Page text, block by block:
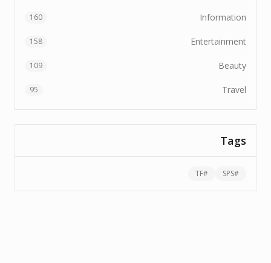
Information
Entertainment
Beauty
Travel
Tags
#